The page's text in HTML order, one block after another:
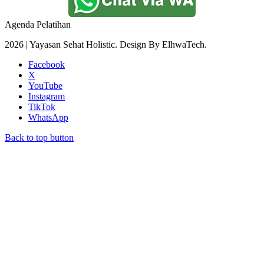
Agenda Pelatihan
2026 | Yayasan Sehat Holistic. Design By ElhwaTech.
Facebook
X
YouTube
Instagram
TikTok
WhatsApp
Back to top button